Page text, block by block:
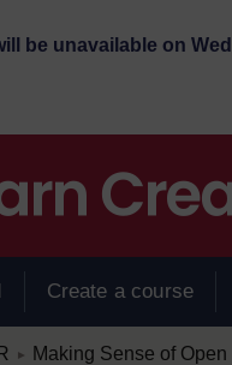
be unavailable on
Create a course
► Making Sense of